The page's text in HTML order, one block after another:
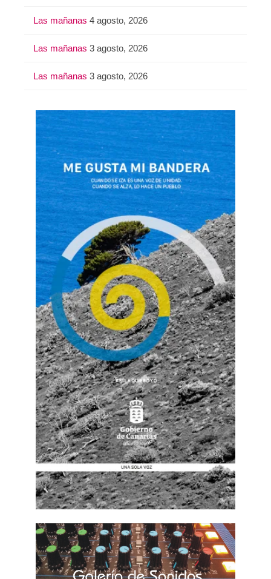
Las mañanas 4 agosto, 2026
Las mañanas 3 agosto, 2026
Las mañanas 3 agosto, 2026